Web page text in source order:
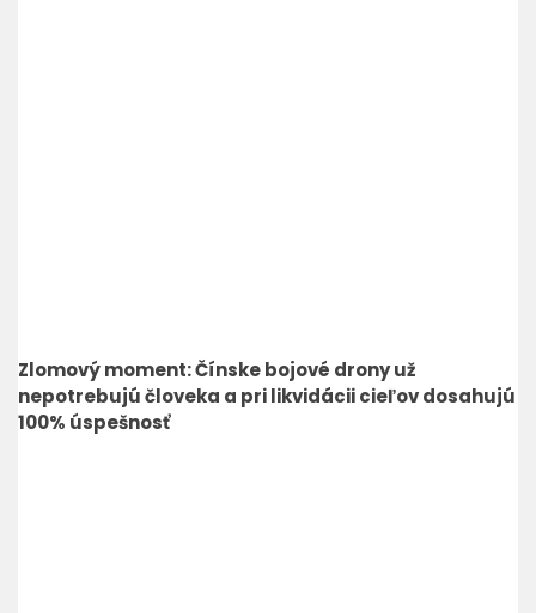
Zlomový moment: Čínske bojové drony už
nepotrebujú človeka a pri likvidácii cieľov dosahujú
100% úspešnosť